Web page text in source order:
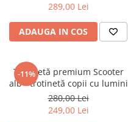
289,00 Lei
ADAUGA IN COS
-11%
Trotinetă premium Scooter
alb - trotinetă copii cu lumini
280,00 Lei
249,00 Lei